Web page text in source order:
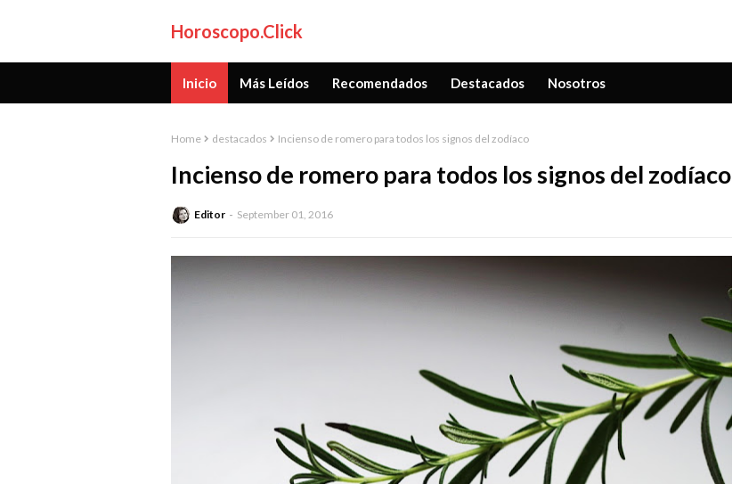
Horoscopo.Click
Inicio Más Leídos Recomendados Destacados Nosotros
Home destacados Incienso de romero para todos los signos del zodíaco
Incienso de romero para todos los signos del zodíaco
Editor September 01, 2016